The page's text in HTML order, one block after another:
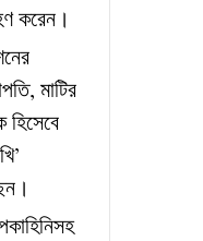
করেন ।
, মাটির
হিসেবে
’
।